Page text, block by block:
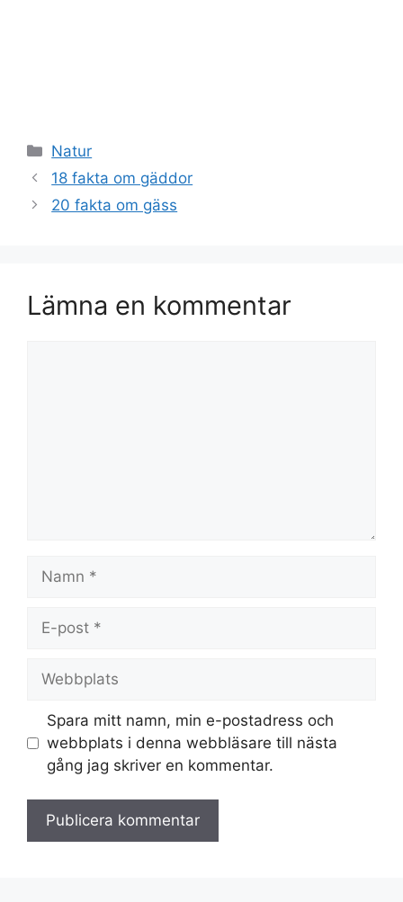
Kategorier
Natur
18 fakta om gäddor
20 fakta om gäss
Lämna en kommentar
post
Spara mitt namn, min e-postadress och
webbplats i denna webbläsare till nästa
gång jag skriver en kommentar.